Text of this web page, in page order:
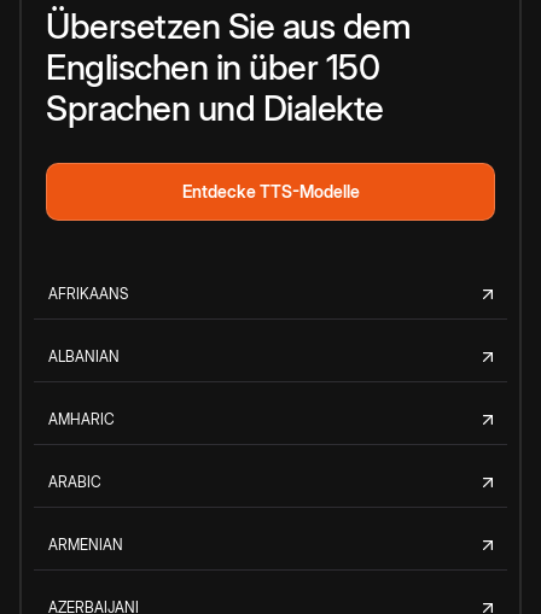
Übersetzen Sie aus dem
Englischen in über 150
Sprachen und Dialekte
Entdecke TTS-Modelle
AFRIKAANS
ALBANIAN
AMHARIC
ARABIC
ARMENIAN
AZERBAIJANI